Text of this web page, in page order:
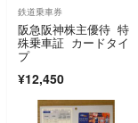
鉄道乗車券
阪急阪神株主優待 特
殊乗車証 カードタイ
プ
¥12,450